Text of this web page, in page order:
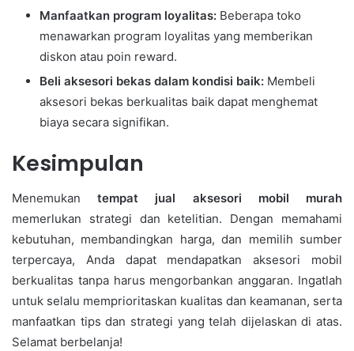
Manfaatkan program loyalitas: Beberapa toko
menawarkan program loyalitas yang memberikan
diskon atau poin reward.
Beli aksesori bekas dalam kondisi baik: Membeli
aksesori bekas berkualitas baik dapat menghemat
biaya secara signifikan.
Kesimpulan
Menemukantempat jual aksesori mobil murah
memerlukan strategi dan ketelitian. Dengan memahami
kebutuhan, membandingkan harga, dan memilih sumber
terpercaya, Anda dapat mendapatkan aksesori mobil
berkualitas tanpa harus mengorbankan anggaran. Ingatlah
untuk selalu memprioritaskan kualitas dan keamanan, serta
manfaatkan tips dan strategi yang telah dijelaskan di atas.
Selamat berbelanja!